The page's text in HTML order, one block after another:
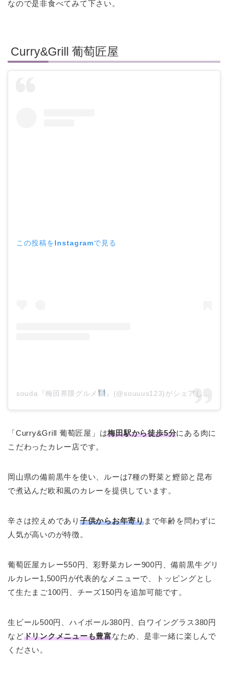
なので是非食べてみて下さい。
Curry&Grill 葡萄匠屋
この投稿をInstagramで見る
souda『梅田界隈グルメ 』(@souuus123)がシェアした投稿
「Curry&Grill 葡萄匠屋」は梅田駅から徒歩5分にある肉に
こだわったカレー店です。
岡山県の備前黒牛を使い、ルーは7種の野菜と鰹節と昆布
で煮込んだ欧和風のカレーを提供しています。
辛さは控えめであり 子供からお年寄りまで年齢を問わずに
人気が高いのが特徴。
葡萄匠屋カレー550円、彩野菜カレー900円、備前黒牛グリ
ルカレー1,500円が代表的なメニューで、トッピングとし
て生たまご100円、チーズ150円を追加可能です。
生ビール500円、ハイボール380円、白ワイングラス380円
などドリンクメニューも豊富なため、是非一緒に楽しんで
ください。